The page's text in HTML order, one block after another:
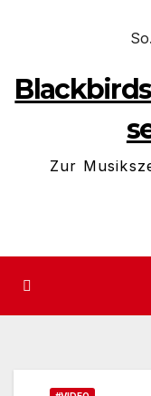
Zur